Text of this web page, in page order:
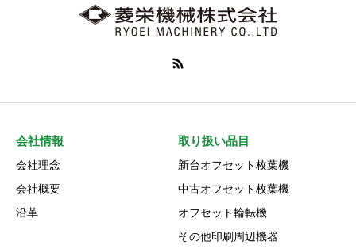
会社情報
会社理念
会社概要
沿革
取り扱い品目
新台オフセット枚葉機
中古オフセット枚葉機
オフセット輪転機
その他印刷周辺機器